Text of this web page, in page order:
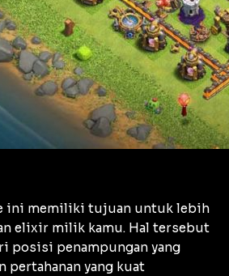
ini memiliki tujuan untuk lebih
elixir milik kamu. Hal tersebut
posisi penampungan yang
yang kuat